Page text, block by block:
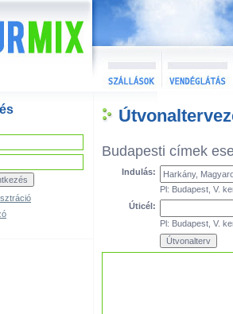
Budapesti címek
Indulás:
Pl: Budapest, V.
Úticél:
Pl: Budapest, V.